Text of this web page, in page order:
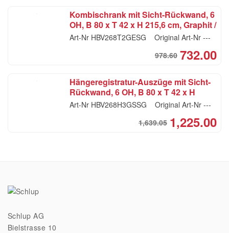
Kombischrank mit Sicht-Rückwand, 6
OH, B 80 x T 42 x H 215,6 cm, Graphit /
Eiche
Art-Nr HBV268T2GESG Original Art-Nr ---
978.60 732.00
Hängeregistratur-Auszüge mit Sicht-
Rückwand, 6 OH, B 80 x T 42 x H
215.6 cm, graphit / silber
Art-Nr HBV268H3GSSG Original Art-Nr ---
1,639.05 1,225.00
Schlup AG
Bielstrasse 10